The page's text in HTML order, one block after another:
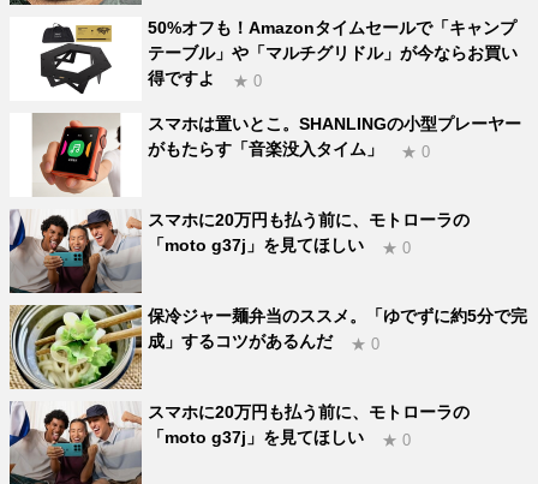
50%オフも！Amazonタイムセールで「キャンプ
テーブル」や「マルチグリドル」が今ならお買い
得ですよ
★ 0
スマホは置いとこ。SHANLINGの小型プレーヤー
がもたらす「音楽没入タイム」
★ 0
スマホに20万円も払う前に、モトローラの
「moto g37j」を見てほしい
★ 0
保冷ジャー麺弁当のススメ。「ゆでずに約5分で完
成」するコツがあるんだ
★ 0
スマホに20万円も払う前に、モトローラの
「moto g37j」を見てほしい
★ 0